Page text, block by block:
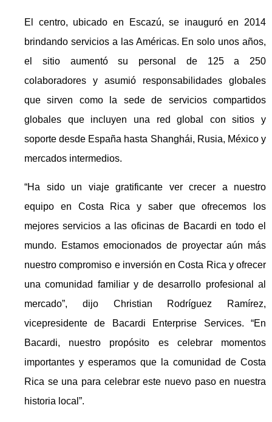
El centro, ubicado en Escazú, se inauguró en 2014
brindando servicios a las Américas. En solo unos años,
el sitio aumentó su personal de 125 a 250
colaboradores y asumió responsabilidades globales
que sirven como la sede de servicios compartidos
globales que incluyen una red global con sitios y
soporte desde España hasta Shanghái, Rusia, México y
mercados intermedios.
“Ha sido un viaje gratificante ver crecer a nuestro
equipo en Costa Rica y saber que ofrecemos los
mejores servicios a las oficinas de Bacardi en todo el
mundo. Estamos emocionados de proyectar aún más
nuestro compromiso e inversión en Costa Rica y ofrecer
una comunidad familiar y de desarrollo profesional al
mercado”, dijo Christian Rodríguez Ramírez,
vicepresidente de Bacardi Enterprise Services. “En
Bacardi, nuestro propósito es celebrar momentos
importantes y esperamos que la comunidad de Costa
Rica se una para celebrar este nuevo paso en nuestra
historia local”.